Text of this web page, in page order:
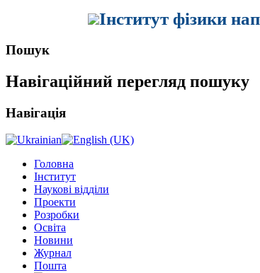
Інститут фізики
Пошук
Навігаційний перегляд пошуку
Навігація
Головна
Інститут
Наукові відділи
Проекти
Розробки
Освіта
Новини
Журнал
Пошта